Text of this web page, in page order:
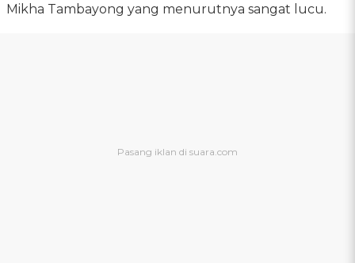
Mikha Tambayong yang menurutnya sangat lucu.